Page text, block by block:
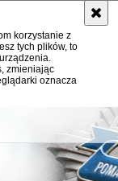
korzystanie z
tych plików, to
zmieniając
oznacza